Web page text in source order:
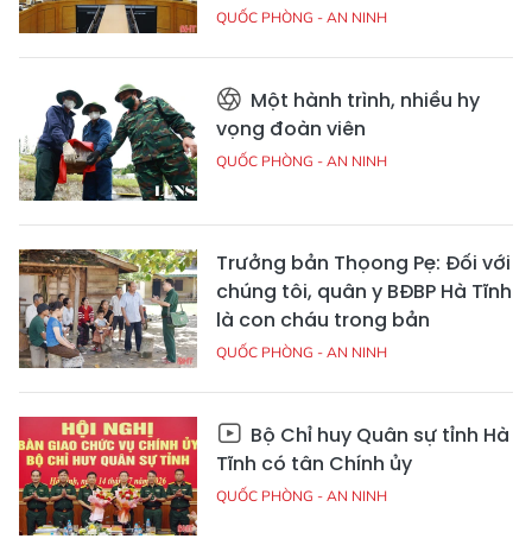
QUỐC PHÒNG - AN NINH
Một hành trình, nhiều hy
vọng đoàn viên
QUỐC PHÒNG - AN NINH
Trưởng bản Thọong Pẹ: Đối với
chúng tôi, quân y BĐBP Hà Tĩnh
là con cháu trong bản
QUỐC PHÒNG - AN NINH
Bộ Chỉ huy Quân sự tỉnh Hà
Tĩnh có tân Chính ủy
QUỐC PHÒNG - AN NINH